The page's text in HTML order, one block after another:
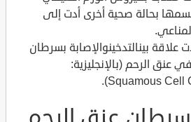
بحالة صحية أخرى أدت إلى
علاقة بينالتدخينوالإصابة بسرطان
عنق الرحم (بالإنجليزية:
Squamous Cell